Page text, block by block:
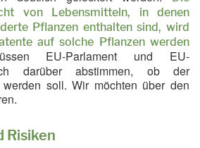
von Lebensmitteln, in denen
Pflanzen enthalten sind, wird
auf solche Pflanzen werden
EU-Parlament und EU-
darüber abstimmen, ob der
werden soll. Wir möchten über den
Risiken